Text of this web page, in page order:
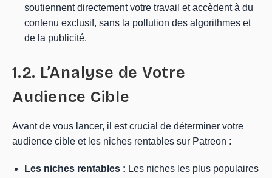
soutiennent directement votre travail et accèdent à du
contenu exclusif, sans la pollution des algorithmes et
de la publicité.
1.2. L’Analyse de Votre
Audience Cible
Avant de vous lancer, il est crucial de déterminer votre
audience cible et les niches rentables sur Patreon :
Les niches rentables : Les niches les plus populaires